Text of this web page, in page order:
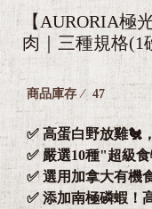
【AURORIA極
肉｜三種規格(1
商品庫存 47
✅ 高蛋白野放雞🐔
✅ 嚴選10種"超級
✅ 選用加拿大有機
✅ 添加南極磷蝦！